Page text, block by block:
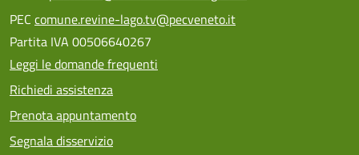
PEC comune.revine-lago.tv@pecveneto.it
Partita IVA 00506640267
Leggi le domande frequenti
Richiedi assistenza
Prenota appuntamento
Segnala disservizio